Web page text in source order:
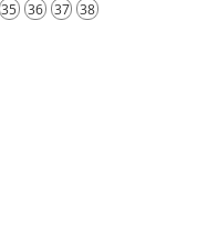
35 36 37 38